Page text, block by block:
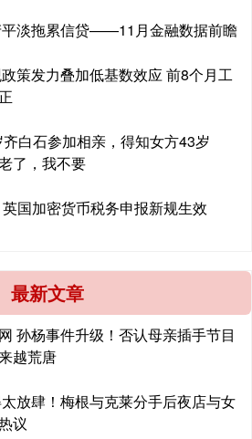
平淡拖累信贷——11月金融数据前瞻
策发力叠加低基数效应 前8个月工
白石参加相亲，得知女方43岁
了，我不要
国加密货币税务申报新规生效
最新文章
孙杨事件升级！否认母亲插手节目
越荒唐
放肆！梅根与克莱分手后夜店与女
议